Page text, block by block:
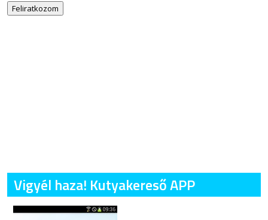
Vigyél haza! Kutyakereső APP